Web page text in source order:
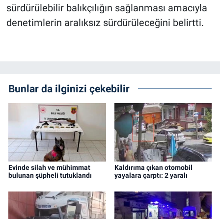
sürdürülebilir balıkçılığın sağlanması amacıyla
denetimlerin aralıksız sürdürüleceğini belirtti.
Bunlar da ilginizi çekebilir
Evinde silah ve mühimmat
bulunan şüpheli tutuklandı
Kaldırıma çıkan otomobil
yayalara çarptı: 2 yaralı